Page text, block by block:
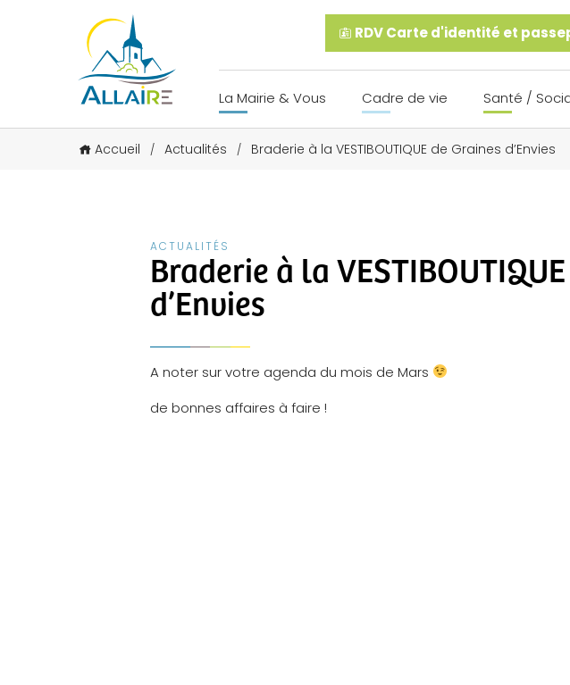
RDV Carte d'identité et
La Mairie & Vous Cadre de vie Santé /
Accueil / Actualités / Braderie à la VESTIBOUTIQUE de Graines d’Envies
ACTUALITÉS
Braderie à la
d’Envies
A noter sur votre agenda du mois de Mars
de bonnes affaires à faire !